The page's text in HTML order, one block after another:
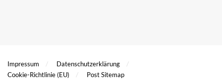
Impressum
Datenschutzerklärung
Cookie-Richtlinie (EU)
Post Sitemap